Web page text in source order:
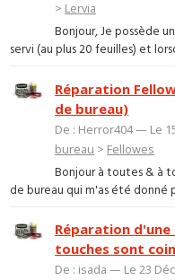
> Lervia
Bonjour, Je possède
servi (au plus 20 feuilles) et
Réparation
de bureau)
De : Herror404 — Le
bureau > Fellowes
Bonjour à toutes & à
de bureau qui m'as été donné
Réparation
touches sont
De : isada — Le 23